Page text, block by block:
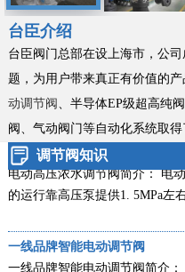
台臣介绍
台臣阀门总部在设上海市，公
题，为用户带来真正有价值的
动调节阀 、半导体EP级超高纯
阀、 气动阀门等自动化系统取
调节阀知识
新款零缺陷气动衬氟调节阀
气动衬氟调节阀新款简介：
良创...
电动高压浓水调节阀技术说明
电动高压浓水调节阀简介： 电
的运行靠高压泵提供1. 5MPa左
一线品牌智能电动调节阀
一线品牌智能电动调节阀简介